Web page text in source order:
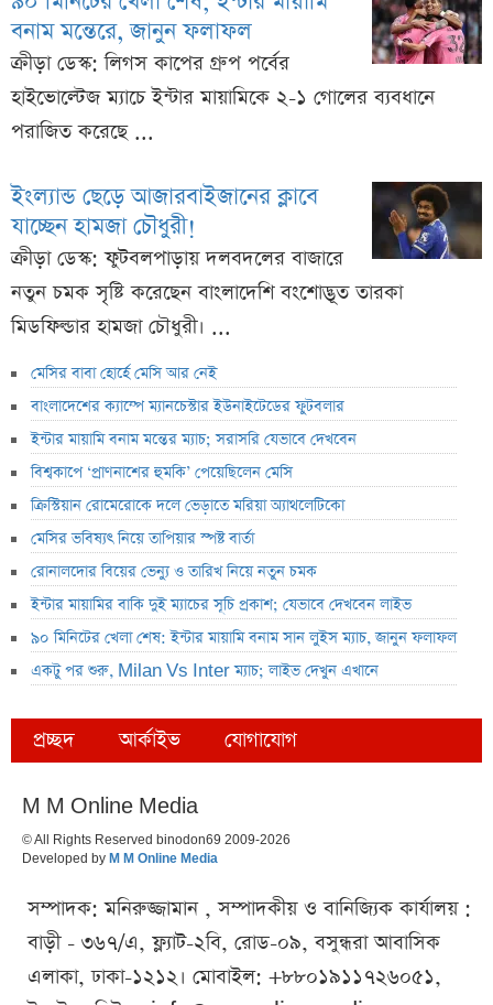
বনাম মন্তেরে, জানুন ফলাফল
ক্রীড়া ডেস্ক: লিগস কাপের গ্রুপ পর্বের
হাইভোল্টেজ ম্যাচে ইন্টার মায়ামিকে ২-১ গোলের ব্যবধানে
পরাজিত করেছে ...
ইংল্যান্ড ছেড়ে আজারবাইজানের ক্লাবে
যাচ্ছেন হামজা চৌধুরী!
ক্রীড়া ডেস্ক: ফুটবলপাড়ায় দলবদলের বাজারে
নতুন চমক সৃষ্টি করেছেন বাংলাদেশি বংশোদ্ভূত তারকা
মিডফিল্ডার হামজা চৌধুরী। ...
মেসির বাবা হোর্হে মেসি আর নেই
বাংলাদেশের ক্যাম্পে ম্যানচেস্টার ইউনাইটেডের ফুটবলার
ইন্টার মায়ামি বনাম মন্তের ম্যাচ; সরাসরি যেভাবে দেখবেন
বিশ্বকাপে ‘প্রাণনাশের হুমকি’ পেয়েছিলেন মেসি
ক্রিস্টিয়ান রোমেরোকে দলে ভেড়াতে মরিয়া অ্যাথলেটিকো
মেসির ভবিষ্যৎ নিয়ে তাপিয়ার স্পষ্ট বার্তা
রোনালদোর বিয়ের ভেন্যু ও তারিখ নিয়ে নতুন চমক
ইন্টার মায়ামির বাকি দুই ম্যাচের সূচি প্রকাশ; যেভাবে দেখবেন লাইভ
৯০ মিনিটের খেলা শেষ: ইন্টার মায়ামি বনাম সান লুইস ম্যাচ, জানুন ফলাফল
একটু পর শুরু, Milan Vs Inter ম্যাচ; লাইভ দেখুন এখানে
প্রচ্ছদ আর্কাইভ যোগাযোগ
M M Online Media
© All Rights Reserved binodon69 2009-2026
Developed by M M Online Media
সম্পাদক: মনিরুজ্জামান , সম্পাদকীয় ও বানিজ্যিক কার্যালয় :
বাড়ী - ৩৬৭/এ, ফ্ল্যাট-২বি, রোড-০৯, বসুন্ধরা আবাসিক
এলাকা, ঢাকা-১২১২। মোবাইল: +৮৮০১৯১১৭২৬০৫১,